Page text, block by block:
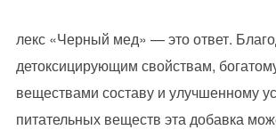
лекс «Черный мед» — это ответ.
детоксицирующим свойствам,
веществами составу и улучшенному
питательных веществ эта добавка